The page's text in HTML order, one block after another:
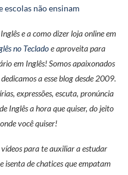
escolas não ensinam
e a como dizer loja online em
no Tecladoe aproveita para
em Inglês! Somos apaixonados
a esse blog desde 2009.
expressões, escuta, pronúncia
Inglês a hora que quiser, do jeito
você quiser!
para te auxiliar a estudar
isenta de chatices que empatam